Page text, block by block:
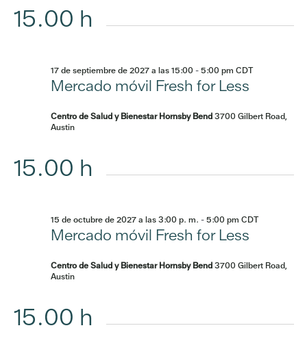
15.00 h
Mercado móvil Fresh for Less
17 de septiembre de 2027 a las 15:00-5:00 pm CDT
Centro de Salud y Bienestar Hornsby Bend3700 Gilbert Road,
Austin
15.00 h
Mercado móvil Fresh for Less
15 de octubre de 2027 a las 3:00 p. m. -5:00 pm CDT
Centro de Salud y Bienestar Hornsby Bend3700 Gilbert Road,
Austin
15.00 h